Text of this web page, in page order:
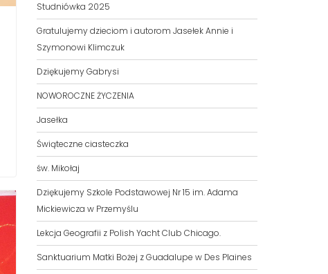
Studniówka 2025
Gratulujemy dzieciom i autorom Jasełek Annie i
Szymonowi Klimczuk
Dziękujemy Gabrysi
NOWOROCZNE ŻYCZENIA
Jasełka
Świąteczne ciasteczka
św. Mikołaj
Dziękujemy Szkole Podstawowej Nr 15 im. Adama
Mickiewicza w Przemyślu
Lekcja Geografii z Polish Yacht Club Chicago.
Sanktuarium Matki Bożej z Guadalupe w Des Plaines